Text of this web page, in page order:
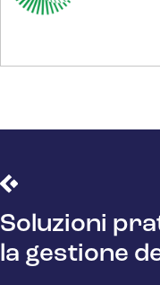
Soluzioni
la gestione